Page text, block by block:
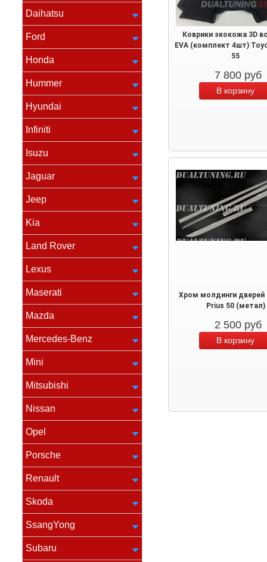
Daihatsu
Ford
Honda
Hummer
Hyundai
Infiniti
Isuzu
Jaguar
Jeep
Kia
Land Rover
Lexus
Maserati
Mazda
Mercedes-Benz
Mini
Mitsubishi
Nissan
Opel
Porsche
Renault
Skoda
SsangYong
Subaru
Коврики экокожа 3D
EVA (комплект 4шт)
55
7 800 руб
Хром молдинги дверей
Prius 50 (метал)
2 500 руб